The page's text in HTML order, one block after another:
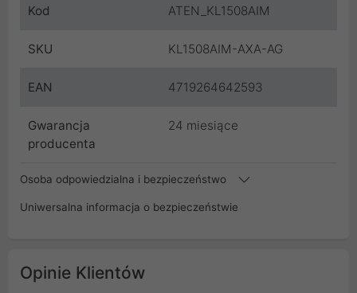
Kod ATEN_KL1508AIM
SKU KL1508AIM-AXA-AG
EAN 4719264642593
Gwarancja
producenta
24 miesiące
Osoba odpowiedzialna i bezpieczeństwo
Uniwersalna informacja o bezpieczeństwie
Opinie Klientów